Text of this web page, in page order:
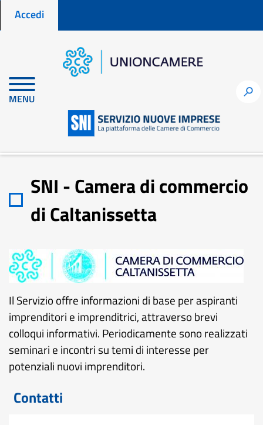
Menu profilo utente
Accedi
MENU
h
Home
SNI - Camera di commercio di Caltanissetta
SNI - Camera di commercio
di Caltanissetta
Il Servizio offre informazioni di base per aspiranti
imprenditori e imprenditrici, attraverso brevi
colloqui informativi. Periodicamente sono realizzati
seminari e incontri su temi di interesse per
potenziali nuovi imprenditori.
Contatti